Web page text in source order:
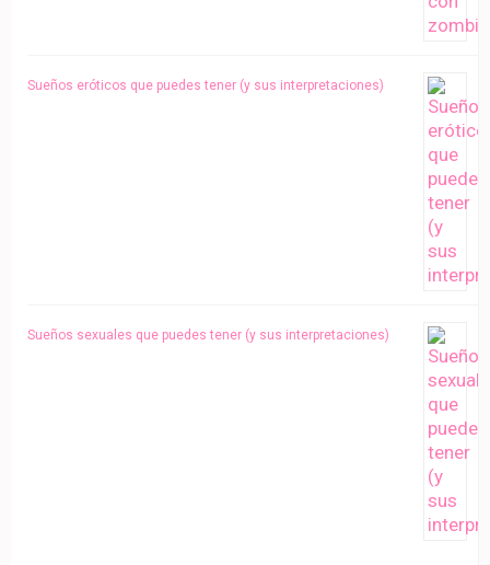
Sueños eróticos que puedes tener (y sus interpretaciones)
Sueños sexuales que puedes tener (y sus interpretaciones)